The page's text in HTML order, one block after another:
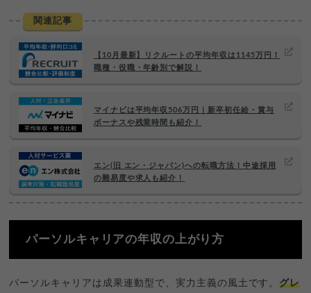
関連記事
【10月最新】リクルートの平均年収は1145万円！
職種・役職・年齢別で解説！
マイナビは平均年収506万円｜新卒初任給・賞与
ボーナスや残業時間も紹介！
エン(旧 エン・ジャパン)への転職方法！中途採用
の難易度や求人も紹介！
パーソルキャリアの年収の上がり方
パーソルキャリアは成果連動型で、実力主義の風土です。グレ